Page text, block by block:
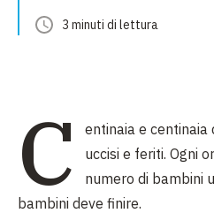
3 minuti di lettura
C
entinaia e centinaia
uccisi e feriti. Ogni
numero di bambini
bambini deve finire.